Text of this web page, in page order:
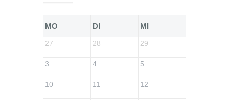
MO DI MI
27 28 29
3 4 5
10 11 12